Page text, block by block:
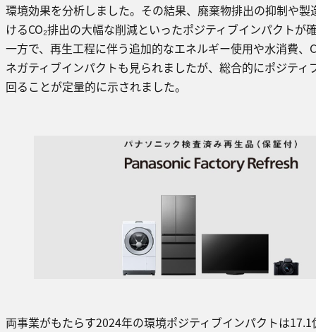
環境効果を分析しました。その結果、廃棄物排出の抑制や製
けるCO₂排出の大幅な削減といったポジティブインパクトが
一方で、再生工程に伴う追加的なエネルギー使用や水消費、
ネガティブインパクトも見られましたが、総合的にポジティ
回ることが定量的に示されました。
両事業がもたらす2024年の環境ポジティブインパクトは